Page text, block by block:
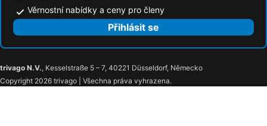
Věrnostní nabídky a ceny pro členy
Přihlásit se
trivago N.V., Kesselstraße 5 – 7, 40221 Düsseldorf, Německo
Copyright 2026 trivago | Všechna práva vyhrazena.